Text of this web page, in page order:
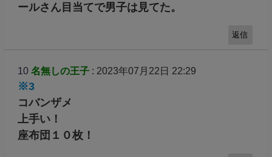
ールさん目当てで男子は見てた。
返信
10 名無しの王子: 2023年07月22日 22:29
※3
コバンザメ
上手い！
座布団１０枚！